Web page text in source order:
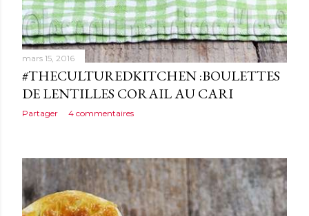
mars 15, 2016
#THECULTUREDKITCHEN :BOULETTES
DE LENTILLES CORAIL AU CARI
Partager 4 commentaires